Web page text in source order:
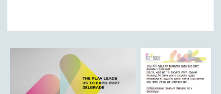
Римски мост